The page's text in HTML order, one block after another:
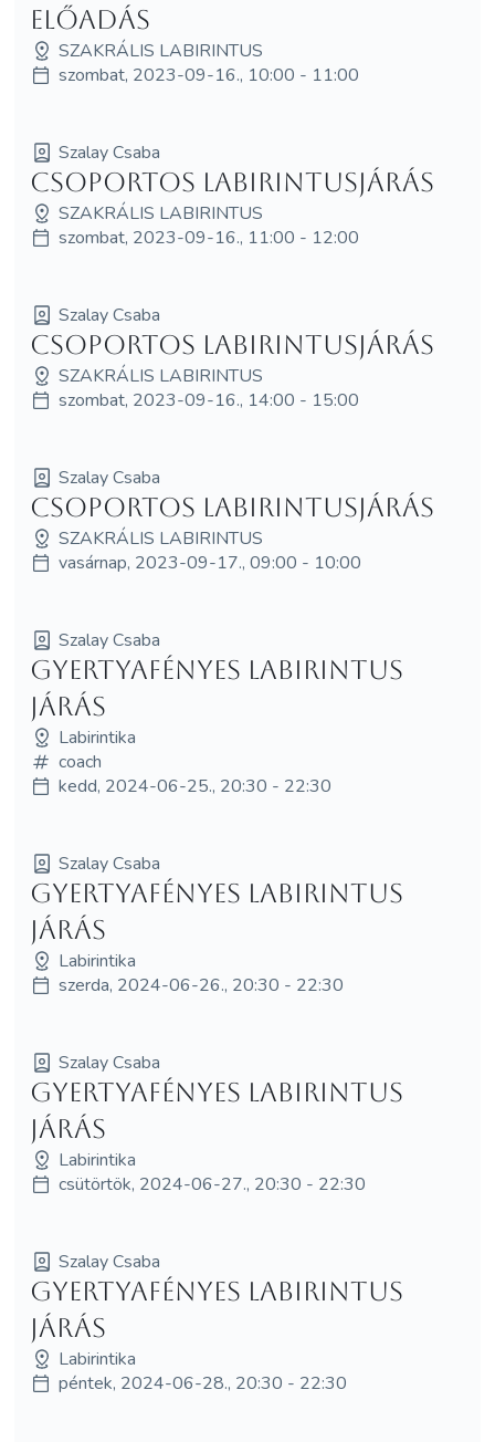
ELŐADÁS
SZAKRÁLIS LABIRINTUS
szombat, 2023-09-16., 10:00 - 11:00
Szalay Csaba
Csoportos labirintusjárás
SZAKRÁLIS LABIRINTUS
szombat, 2023-09-16., 11:00 - 12:00
Szalay Csaba
Csoportos labirintusjárás
SZAKRÁLIS LABIRINTUS
szombat, 2023-09-16., 14:00 - 15:00
Szalay Csaba
Csoportos labirintusjárás
SZAKRÁLIS LABIRINTUS
vasárnap, 2023-09-17., 09:00 - 10:00
Szalay Csaba
Gyertyafényes labirintus
járás
Labirintika
coach
kedd, 2024-06-25., 20:30 - 22:30
Szalay Csaba
Gyertyafényes labirintus
járás
Labirintika
szerda, 2024-06-26., 20:30 - 22:30
Szalay Csaba
Gyertyafényes labirintus
járás
Labirintika
csütörtök, 2024-06-27., 20:30 - 22:30
Szalay Csaba
Gyertyafényes labirintus
járás
Labirintika
péntek, 2024-06-28., 20:30 - 22:30